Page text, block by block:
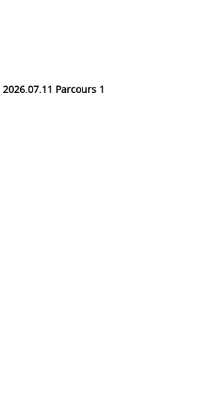
2026.07.11 Parcours 1